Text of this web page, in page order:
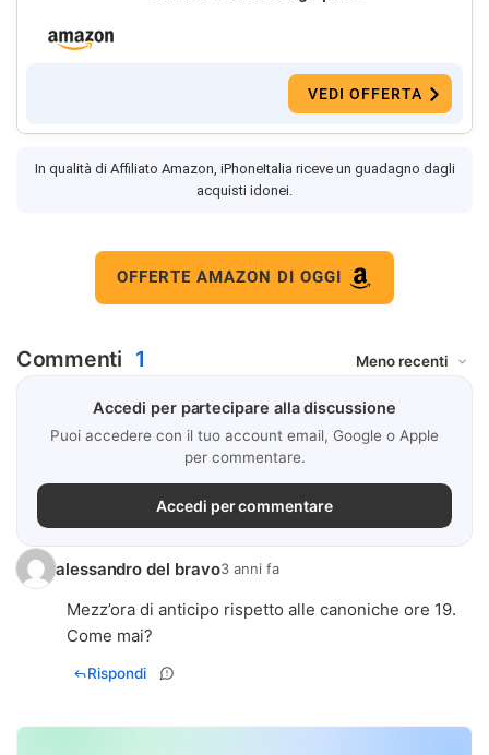
VEDI OFFERTA
In qualità di Affiliato Amazon, iPhoneItalia riceve un guadagno dagli
acquisti idonei.
OFFERTE AMAZON DI OGGI
Commenti 1
Accedi per partecipare alla discussione
Puoi accedere con il tuo account email, Google o Apple
per commentare.
Accedi per commentare
alessandro del bravo3 anni fa
Mezz’ora di anticipo rispetto alle canoniche ore 19.
Come mai?
Rispondi